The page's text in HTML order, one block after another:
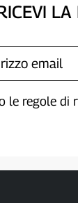
LA
le regole di